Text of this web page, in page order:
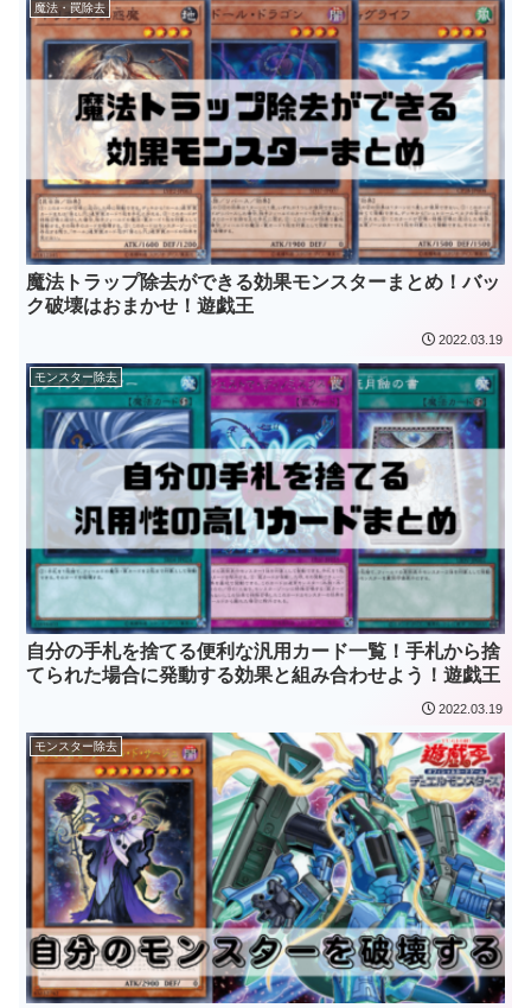
魔法・罠除去
魔法トラップ除去ができる効果モンスターまとめ！バッ
ク破壊はおまかせ！遊戯王
2022.03.19
モンスター除去
自分の手札を捨てる便利な汎用カード一覧！手札から捨
てられた場合に発動する効果と組み合わせよう！遊戯王
2022.03.19
モンスター除去